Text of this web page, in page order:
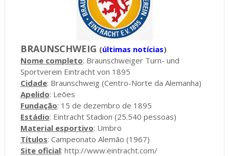
BRAUNSCHWEIG (últimas notícias)
Nome completo: Braunschweiger Turn- und
Sportverein Eintracht von 1895
Cidade: Braunschweig (Centro-Norte da Alemanha)
Apelido: Leões
Fundação: 15 de dezembro de 1895
Estádio: Eintracht Stadion (25.540 pessoas)
Material esportivo: Umbro
Títulos: Campeonato Alemão (1967)
Site oficial: http://www.eintracht.com/